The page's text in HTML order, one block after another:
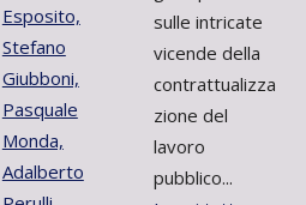
Esposito,
Stefano
Giubboni,
Pasquale
Monda,
Adalberto
sulle intricate
vicende della
contrattualizza
zione del
lavoro
pubblico...